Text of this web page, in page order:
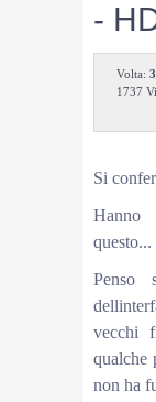
-
Volta:
1737
Si
Hanno
questo...
Penso
vecchi
qualche
non ha